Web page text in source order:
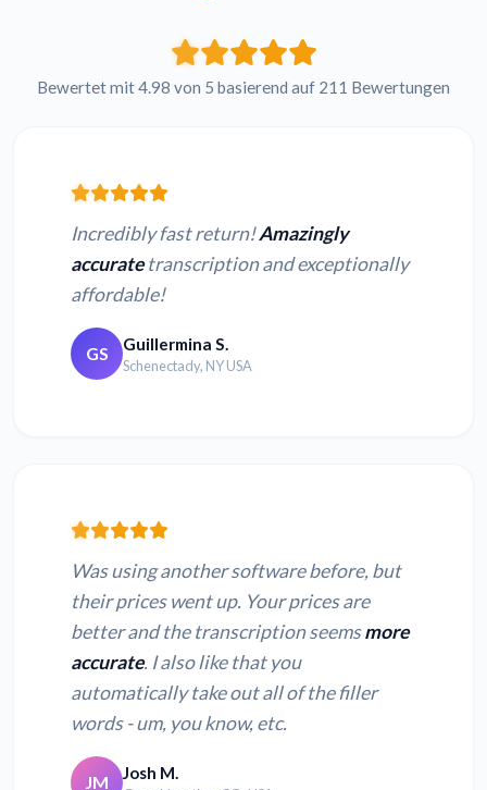
Bewertet mit 4.98 von 5 basierend auf 211 Bewertungen
Incredibly fast return!Amazingly
accuratetranscription and exceptionally
affordable!
GS Guillermina S.
Schenectady, NY USA
Was using another software before, but
their prices went up. Your prices are
better and the transcription seemsmore
accurate. I also like that you
automatically take out all of the filler
words - um, you know, etc.
JM Josh M.